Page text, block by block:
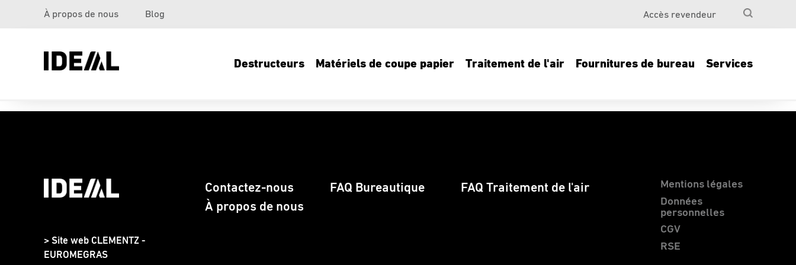
À propos de nous Blog Accès revendeur
Destructeurs Matériels de coupe papier Traitement de l'air Fournitures de bureau Services
> Site web CLEMENTZ -
EUROMEGRAS
Contactez-nous FAQ Bureautique
FAQ Traitement de l'air
À propos de nous
Mentions légales
Données
personnelles
CGV
RSE